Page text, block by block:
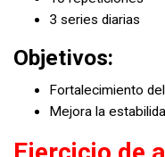
3 series diarias
Objetivos:
Fortalecimiento
Mejora la